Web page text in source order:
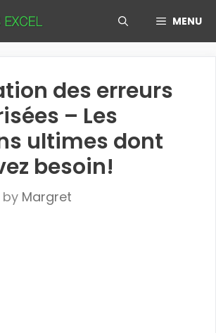
MENU
des erreurs
– Les
ultimes dont
besoin!
by Margret